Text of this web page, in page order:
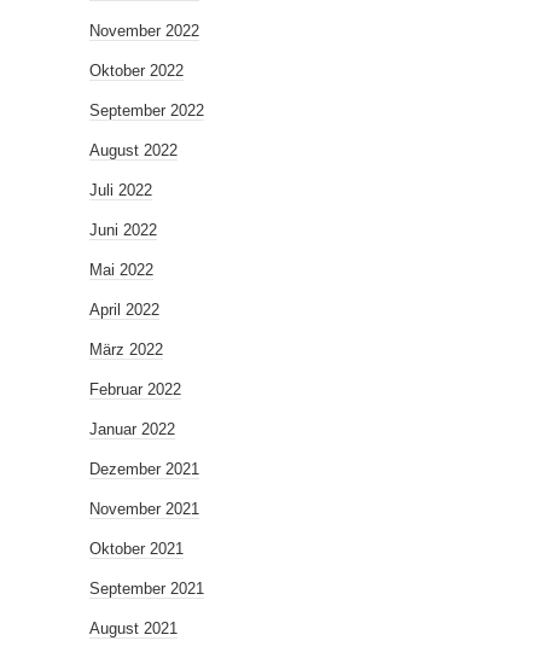
November 2022
Oktober 2022
September 2022
August 2022
Juli 2022
Juni 2022
Mai 2022
April 2022
März 2022
Februar 2022
Januar 2022
Dezember 2021
November 2021
Oktober 2021
September 2021
August 2021